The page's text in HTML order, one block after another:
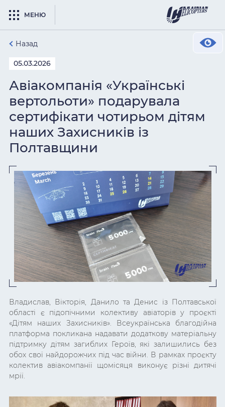
МЕНЮ
Назад
05.03.2026
Авіакомпанія «Українські
вертольоти» подарувала
сертифікати чотирьом дітям
наших Захисників із
Полтавщини
Владислав, Вікторія, Данило та Денис із Полтавської
області є підопічними колективу авіаторів у проєкті
«Дітям наших Захисників». Всеукраїнська благодійна
платформа покликана надавати додаткову матеріальну
підтримку дітям загиблих Героїв, які залишились без
обох свої найдорожчих під час війни. В рамках проєкту
колектив авіакомпанії щомісяця виконує різні дитячі
мрії.